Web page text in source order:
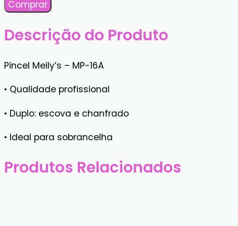
Meily's
quantidade
Comprar
Descrição do Produto
Pincel Meily’s – MP-16A
• Qualidade profissional
• Duplo: escova e chanfrado
• Ideal para sobrancelha
Produtos Relacionados